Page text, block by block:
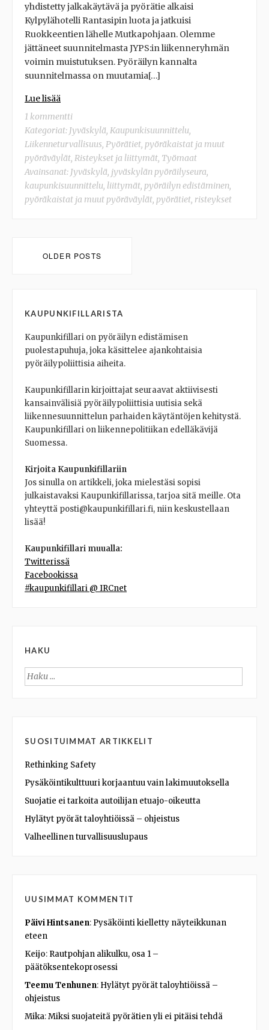
yhdistetty jalkakäytävä ja pyörätie alkaisi
Kylpylähotelli Rantasipin luota ja jatkuisi
Ruokkeentien lähelle Mutkapohjaan. Olemme
jättäneet suunnitelmasta JYPS:in liikenneryhmän
voimin muistutuksen. Pyöräilyn kannalta
suunnitelmassa on muutamia[…]
Lue lisää
1 kommentti
Kategoriat: Jyväskylä, Kaupunkisuunnittelu,
Liikenneturvallisuus, Pyörätiet, pyöräkaistat ja muut
pyöräväylät, Risteykset ja liittymät, Työmaat
Avainsanat: Jyväskylä, jyväskylän pyöräilyseura,
kaupunkisuunnittelu, liittymät, pyöräilyn edistäminen,
pyöräkaistat ja muut pyöräväylät, pyörätiet, risteykset
navigation
OLDER POSTS
KAUPUNKIFILLARISTA
Kaupunkifillari on pyöräilyn edistämisen
puolestapuhuja, joka käsittelee ajankohtaisia
pyöräilypoliittisia aiheita.
Kaupunkifillarin kirjoittajat seuraavat aktiivisesti
kansainvälisiä pyöräilypoliittisia uutisia sekä
liikennesuunnittelun parhaiden käytäntöjen kehitystä.
Kaupunkifillari on liikennepolitiikan edelläkävijä
Suomessa.
Kirjoita Kaupunkifillariin
Jos sinulla on artikkeli, joka mielestäsi sopisi
julkaistavaksi Kaupunkifillarissa, tarjoa sitä meille. Ota
yhteyttä posti@kaupunkifillari.fi, niin keskustellaan
lisää!
Kaupunkifillari muualla:
Twitterissä
Facebookissa
#kaupunkifillari @ IRCnet
HAKU
Haku:
SUOSITUIMMAT ARTIKKELIT
Rethinking Safety
Pysäköintikulttuuri korjaantuu vain lakimuutoksella
Suojatie ei tarkoita autoilijan etuajo-oikeutta
Hylätyt pyörät taloyhtiöissä – ohjeistus
Valheellinen turvallisuuslupaus
UUSIMMAT KOMMENTIT
Päivi Hintsanen: Pysäköinti kielletty näyteikkunan
eteen
Keijo: Rautpohjan alikulku, osa 1 –
päätöksentekoprosessi
Teemu Tenhunen: Hylätyt pyörät taloyhtiöissä –
ohjeistus
Mika:Miksi suojateitä pyörätien yli ei pitäisi tehdä